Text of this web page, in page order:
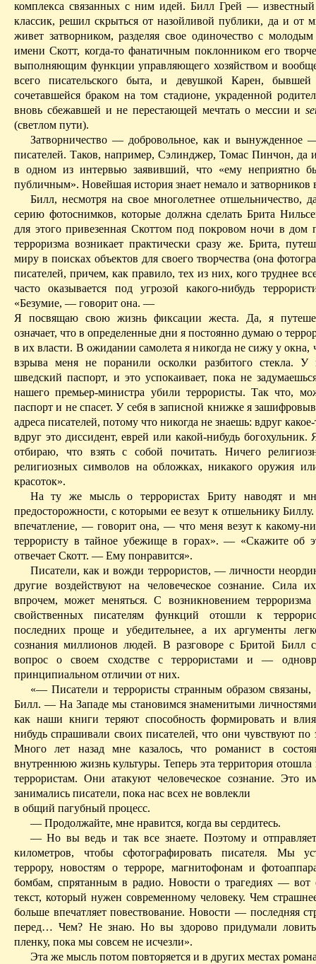
комплекса связанных с ним идей. Билл Грей —
классик, решил скрыться от назойливой публики, да и от
живет затворником, разделяя свое одиночество с
имени Скотт, когда-то фанатичным поклонником его
выполняющим функции управляющего хозяйством и вообще
всего писательского быта, и девушкой Карен,
сочетавшейся браком на том стадионе, украденной
вновь сбежавшей и не перестающей мечтать о мессии и
(светлом пути).
Затворничество — добровольное, как и вынужденное
писателей. Таков, например, Сэлинджер, Томас Пинчон, да
в одном из интервью заявивший, что «ему неприятно
публичным». Новейшая история знает немало и
Билл, несмотря на свое многолетнее отшельничество,
серию фотоснимков, которые должна сделать Брита
для этого привезенная Скоттом под покровом ночи в дом
терроризма возникает практически сразу же. Брита,
миру в поисках объектов для своего творчества (она
писателей, причем, как правило, тех из них, кого труднее
часто оказывается под угрозой какого-нибудь
«Безумие, — говорит она. —
Я посвящаю свою жизнь фиксации жеста. Да, я
означает, что в определенные дни я постоянно думаю о
в их власти. В ожидании самолета я никогда не сижу у окна,
взрыва меня не поранили осколки разбитого стекла.
шведский паспорт, и это успокаивает, пока не
нашего премьер-министра убили террористы. Так что,
паспорт и не спасет. У себя в записной книжке я
адреса писателей, потому что никогда не знаешь: вдруг
вдруг это диссидент, еврей или какой-нибудь богохульник.
отбираю, что взять с собой почитать. Ничего
религиозных символов на обложках, никакого оружия
красоток».
На ту же мысль о террористах Бритунаводят и
предосторожности, с которыми ее везут к отшельнику
впечатление, — говорит она, — что меня везут к какому-
террористу в тайное убежище в горах». — «Скажите об
отвечает Скотт. — Ему понравится».
Писатели, как и вожди террористов, — личности
другие воздействуют на человеческое сознание. Сила
впрочем, может меняться. С возникновением терроризма
свойственных писателям функций отошли к
последних проще и убедительнее, а их аргументы
сознания миллионов людей. В разговоре сБритой Билл
вопрос о своем сходстве с террористами и —
принципиальном отличии от них.
«— Писатели и террористы странным образом
Билл. — На Западе мы становимся знаменитыми
как наши книги теряют способность формировать и
нибудь спрашивали своих писателей, что они чувствуют по
Много лет назад мне казалось, что романист в
внутреннюю жизнь культуры. Теперь эта территория
террористам. Они атакуют человеческое сознание. Это
занимались писатели, пока нас всех не вовлекли
в общий пагубный процесс.
— Продолжайте, мне нравится, когда вы сердитесь.
— Но вы ведь и так все знаете. Поэтому и
километров, чтобы сфотографировать писателя. Мы
террору, новостям о терроре, магнитофонам и
бомбам, спрятанным в радио. Новости о трагедиях — вот
текст, который нужен современному человеку. Чем
больше впечатляет повествование. Новости — последняя
перед… Чем? Не знаю. Но вы здорово придумали
пленку, пока мы совсем не исчезли».
Эта же мысль потом повторяется и в других местах